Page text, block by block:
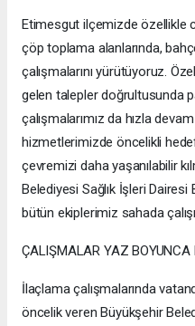
Etimesgut ilçemizde özellikle
çöp toplama alanlarında,
çalışmalarını yürütüyoruz.
gelen talepler doğrultusunda
çalışmalarımız da hızla
hizmetlerimizde öncelikli
çevremizi daha yaşanılabilir
Belediyesi Sağlık İşleri Dairesi
bütün ekiplerimiz sahada
ÇALIŞMALAR YAZ BOYUNCA
İlaçlama çalışmalarında
öncelik veren Büyükşehir